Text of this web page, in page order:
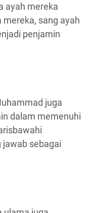
ayah mereka
sang ayah
penjamin
juga
dalam memenuhi
sebagai